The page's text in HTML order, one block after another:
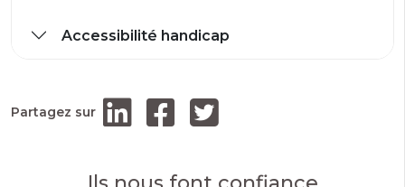
Accessibilité handicap
Partagez sur